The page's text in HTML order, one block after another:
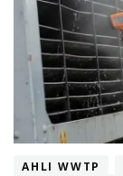
AHLI WWTP